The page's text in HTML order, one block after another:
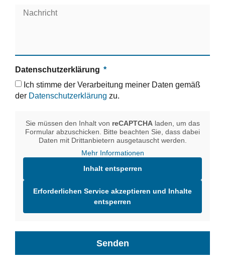
Datenschutzerklärung
Ich stimme der Verarbeitung meiner Daten gemäß
der Datenschutzerklärung zu.
Sie müssen den Inhalt von reCAPTCHAladen, um das
Formular abzuschicken. Bitte beachten Sie, dass dabei
Daten mit Drittanbietern ausgetauscht werden.
Mehr Informationen
Inhalt entsperren
Erforderlichen Service akzeptieren und Inhalte
entsperren
Senden